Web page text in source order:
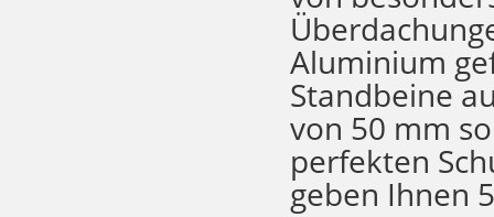
Aluminium
Standbeine
von 50 mm
perfekten
geben Ihnen